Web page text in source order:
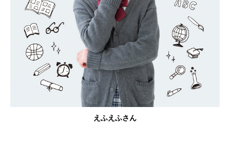
えふえふさん